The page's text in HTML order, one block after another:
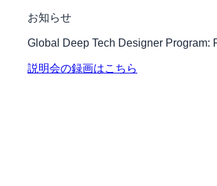
お知らせ
Global Deep Tech Designer Program:
説明会の録画はこちら